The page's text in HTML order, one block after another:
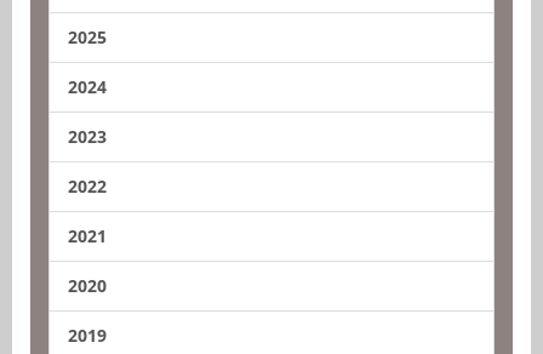
2025
2024
2023
2022
2021
2020
2019